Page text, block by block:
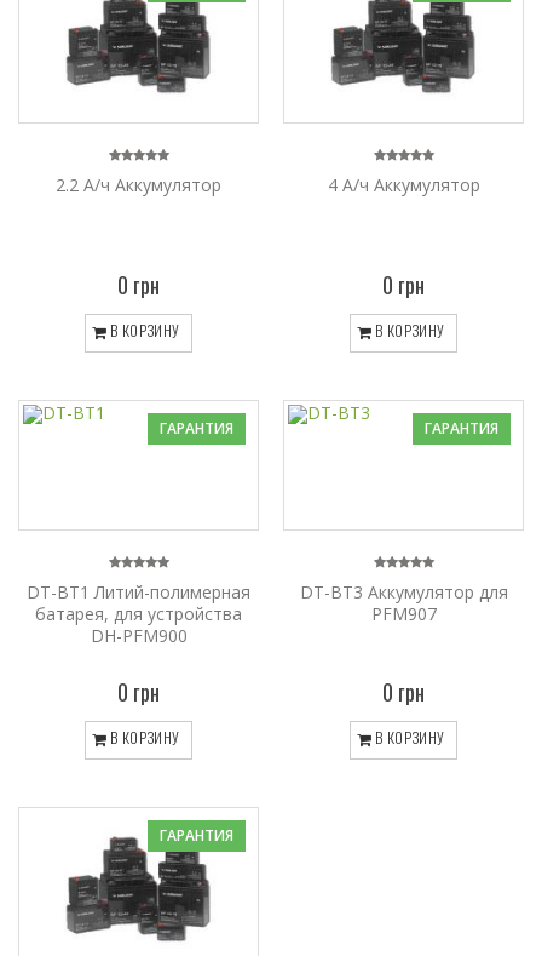
2.2 А/ч Аккумулятор
0 грн
В КОРЗИНУ
4 А/ч Аккумулятор
0 грн
В КОРЗИНУ
ГАРАНТИЯ
DT-BT1 Литий-полимерная
батарея, для устройства
DH-PFM900
0 грн
В КОРЗИНУ
ГАРАНТИЯ
DT-BT3 Аккумулятор для
PFM907
0 грн
В КОРЗИНУ
ГАРАНТИЯ